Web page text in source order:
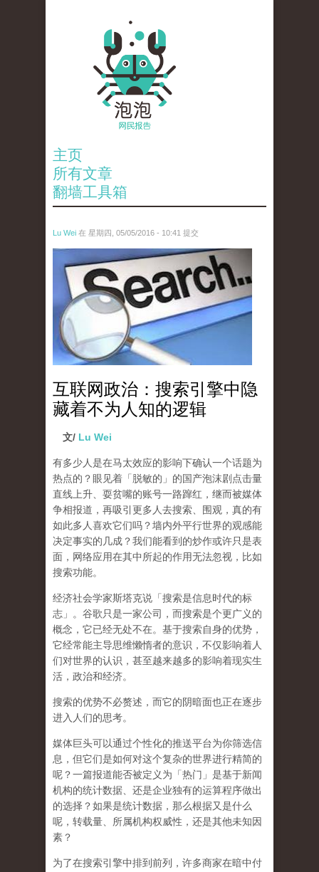
主页
所有文章
翻墙工具箱
Lu Wei 在 星期四, 05/05/2016 - 10:41 提交
wen_tou_tu_3.jpeg
互联网政治：搜索引擎中隐
藏着不为人知的逻辑
文/ Lu Wei
有多少人是在马太效应的影响下确认一个话题为
热点的？眼见着「脱敏的」的国产泡沫剧点击量
直线上升、耍贫嘴的账号一路蹿红，继而被媒体
争相报道，再吸引更多人去搜索、围观，真的有
如此多人喜欢它们吗？墙内外平行世界的观感能
决定事实的几成？我们能看到的炒作或许只是表
面，网络应用在其中所起的作用无法忽视，比如
搜索功能。
经济社会学家斯塔克说「搜索是信息时代的标
志」。谷歌只是一家公司，而搜索是个更广义的
概念，它已经无处不在。基于搜索自身的优势，
它经常能主导思维懒惰者的意识，不仅影响着人
们对世界的认识， 甚至越来越多的影响着现实生
活，政治和经济。
搜索的优势不必赘述，而它的阴暗面也正在逐步
进入人们的思考。
媒体巨头可以通过个性化的推送平台为你筛选信
息，但它们是如何对这个复杂的世界进行精简的
呢？一篇报道能否被定义为「热门」是基于新闻
机构的统计数据、还是企业独有的运算程序做出
的选择？如果是统计数据，那么根据又是什么
呢，转载量、所属机构权威性，还是其他未知因
素？
为了在搜索引擎中排到前列，许多商家在暗中付